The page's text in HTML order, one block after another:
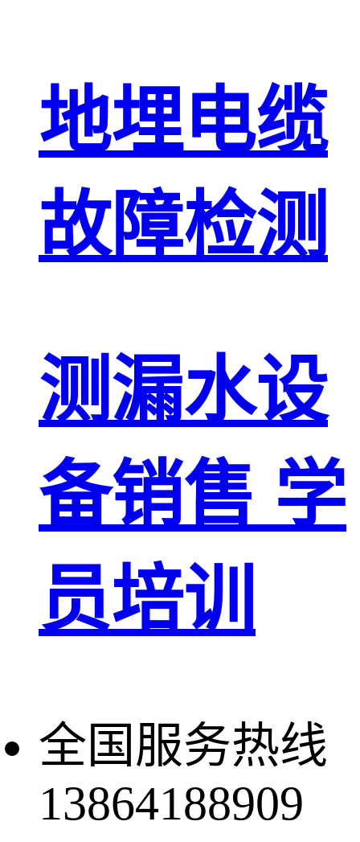
地埋电缆
故障检测
测漏水设
备销售 学
员培训
全国服务热线
13864188909